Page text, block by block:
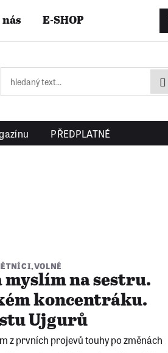
E-SHOP
PŘEDPLATNÉ
,VOLNÉ
myslím na sestru.
koncentráku.
Ujgurů
z prvních projevů touhy po změnách